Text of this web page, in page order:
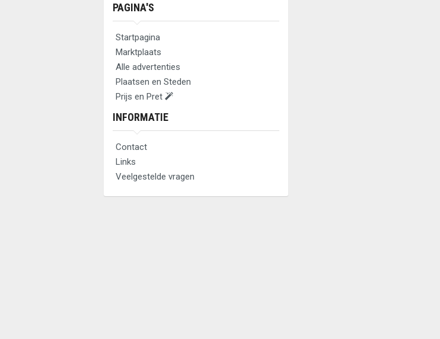
PAGINA'S
Startpagina
Marktplaats
Alle advertenties
Plaatsen en Steden
Prijs en Pret
INFORMATIE
Contact
Links
Veelgestelde vragen